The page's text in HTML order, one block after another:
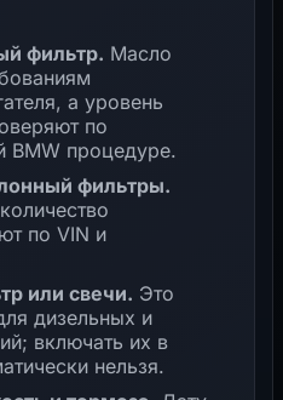
фильтр. Масло
а уровень
по
BMW процедуре.
фильтры.
по VIN и
или свечи. Это
дизельных и
включать их в
нельзя.